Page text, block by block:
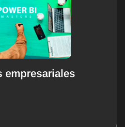
empresariales